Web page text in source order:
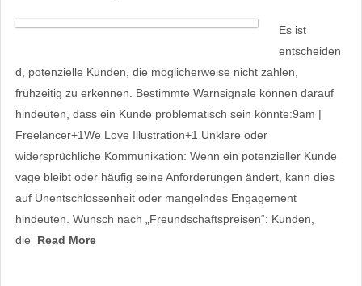
Es ist
entscheiden
d, potenzielle Kunden, die möglicherweise nicht zahlen,
frühzeitig zu erkennen. Bestimmte Warnsignale können darauf
hindeuten, dass ein Kunde problematisch sein könnte:​9am |
Freelancer+1We Love Illustration+1 Unklare oder
widersprüchliche Kommunikation: Wenn ein potenzieller Kunde
vage bleibt oder häufig seine Anforderungen ändert, kann dies
auf Unentschlossenheit oder mangelndes Engagement
hindeuten.​ Wunsch nach „Freundschaftspreisen“: Kunden,
die
Read More